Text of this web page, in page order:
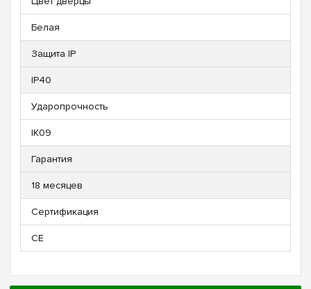
Белая
Защита IP
IP40
Ударопрочность
IK09
Гарантия
18 месяцев
Сертификация
CE